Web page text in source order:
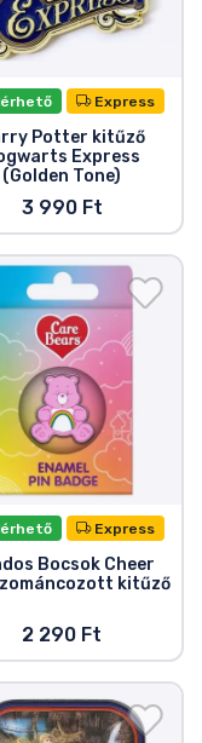
Express
Potter kitűző
Express
(Golden Tone)
3 990 Ft
Express
Bocsok Cheer
kitűző
2 290 Ft